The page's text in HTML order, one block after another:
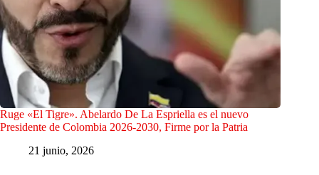
Ruge «El Tigre». Abelardo De La Espriella es el nuevo
Presidente de Colombia 2026-2030, Firme por la Patria
21 junio, 2026